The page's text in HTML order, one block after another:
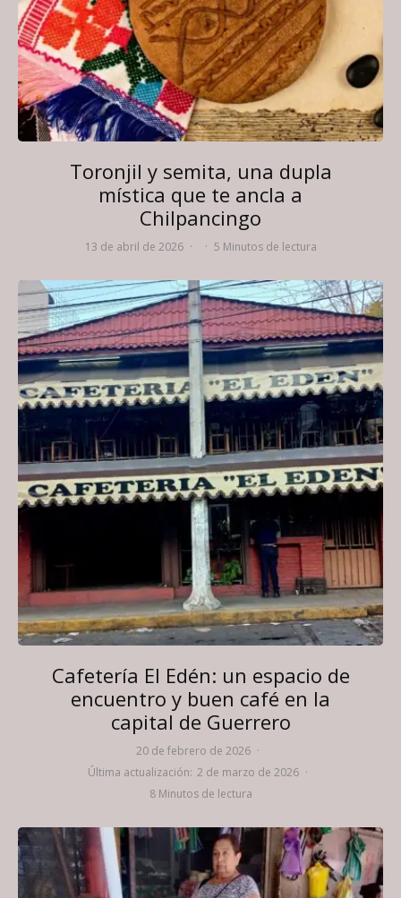
Toronjil y semita, una dupla
mística que te ancla a
Chilpancingo
13 de abril de 2026 · · 5 Minutos de lectura
Cafetería El Edén: un espacio de
encuentro y buen café en la
capital de Guerrero
20 de febrero de 2026 ·
Última actualización: 2 de marzo de 2026 ·
8 Minutos de lectura